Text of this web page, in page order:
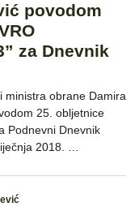
povodom
za Dnevnik
ministra obrane Damira
25. obljetnice
Podnevni Dnevnik
2018. …